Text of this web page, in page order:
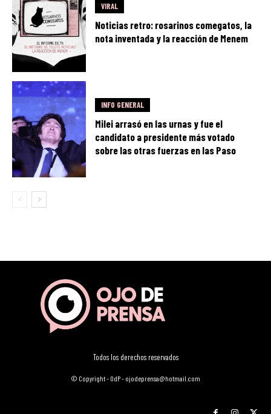
VIRAL
Noticias retro: rosarinos comegatos, la
nota inventada y la reacción de Menem
INFO GENERAL
Milei arrasó en las urnas y fue el
candidato a presidente más votado
sobre las otras fuerzas en las Paso
Todos los derechos reservados
© Copyright - OdP - ojodeprensa@hotmail.com